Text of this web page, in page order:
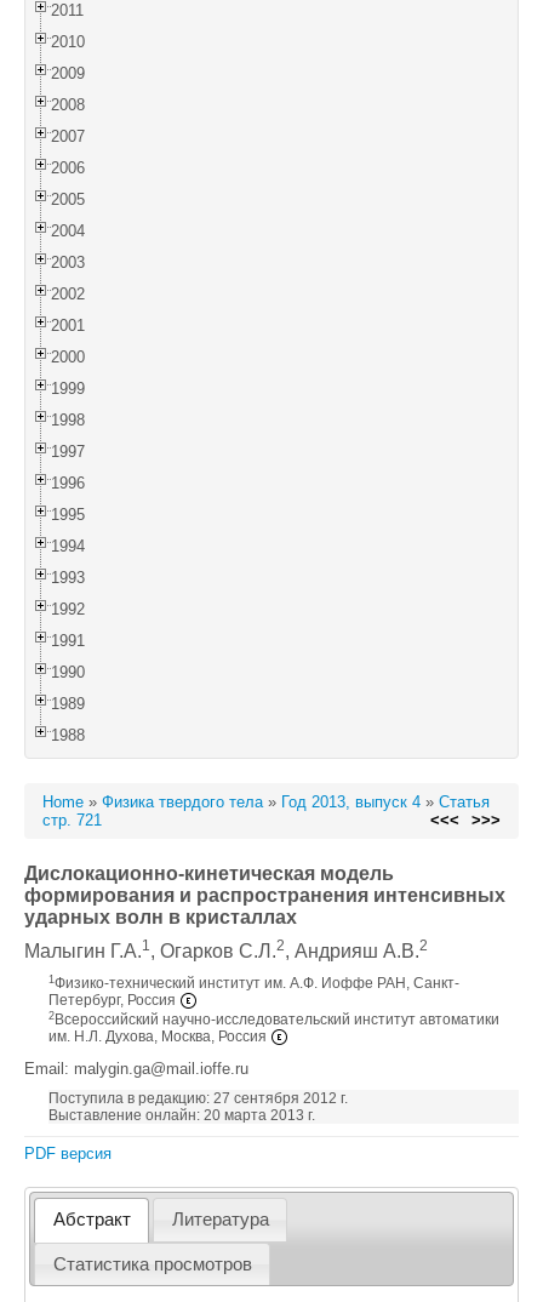
2011
2010
2009
2008
2007
2006
2005
2004
2003
2002
2001
2000
1999
1998
1997
1996
1995
1994
1993
1992
1991
1990
1989
1988
Home » Физика твердого тела» Год 2013, выпуск 4 » Статья
стр. 721
<<< >>>
Дислокационно-кинетическая модель
формирования и распространения интенсивных
ударных волн в кристаллах
Малыгин Г.А.1, Огарков С.Л.2, Андрияш A.В.2
1 Физико-технический институт им. А.Ф. Иоффе РАН, Санкт-
Петербург, Россия
2 Всероссийский научно-исследовательский институт автоматики
им. Н.Л. Духова, Москва, Россия
Email: malygin.ga@mail.ioffe.ru
Поступила в редакцию: 27 сентября 2012 г.
Выставление онлайн: 20 марта 2013 г.
PDF версия
Абстракт Литература
Статистика просмотров